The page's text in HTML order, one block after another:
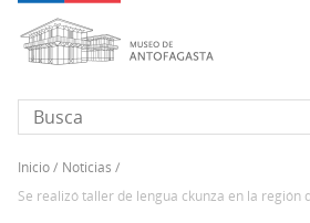
contenido
principal
Sobrescribir
inicio
noticias
se realizó taller de lengua ckunza en la región